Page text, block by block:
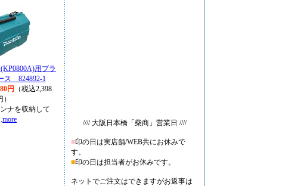
用プラ
ス 824892-1
円
（税込2,398
）
ナを収納して
more //// 大阪日本橋「柴商」営業日 ////
■印の日は実店舗/WEB共にお休みで
す。
■印の日は担当者がお休みです。
ネットでご注文はできますがお返事は